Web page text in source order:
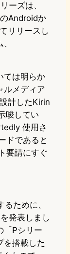
ーズは、
Androidか
リリースし
ては明らか
ルメディア
計したKirin
唆してい
使用さ
ドであると
要請にすぐ
ために、
発表しまし
「Pシリー
を搭載した